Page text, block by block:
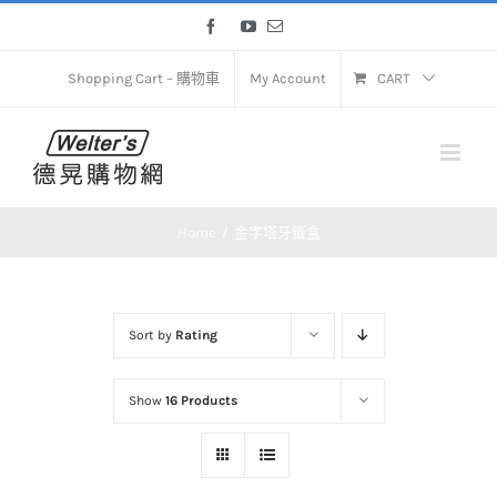
FacebookYouTube
Email
Shopping Cart – 購物車 My Account CART
Sort by Rating
Show 16 Products